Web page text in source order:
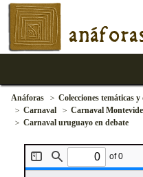
Anáforas Colecciones temáticas
Carnaval
Carnaval
Carnaval uruguayo en debate